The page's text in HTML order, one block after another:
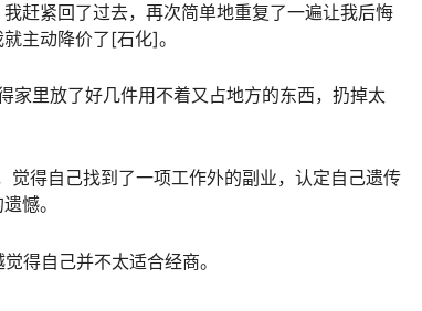
赶紧回了过去，再次简单地重复了一遍让我后悔
主动降价了[石化]。
家里放了好几件用不着又占地方的东西，扔掉太
觉得自己找到了一项工作外的副业，认定自己遗传
憾。
得自己并不太适合经商。